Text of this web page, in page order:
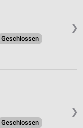
❯
Geschlossen
❯
Geschlossen